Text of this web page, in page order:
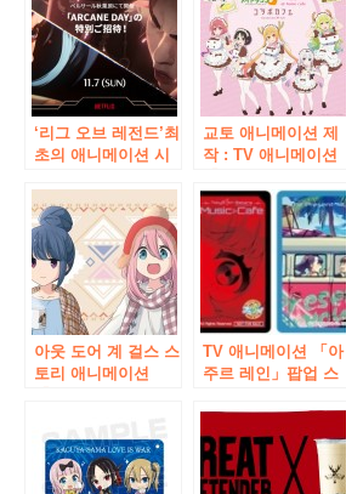
‘리그 오브 레전드’최
초의 애니메이션 시
11 월 7 일에 베루사
루 아키하바라에서
「ARCANE DAY (아
케인 파이 데이) ‘를
개최
교토 애니메이션 제
작 : TV 애니메이션
메이 드래곤 S
“×”あとほぉむ 카페
“협력 카페가 2021
년 9 월 1 일 ~ 개최!
아웃 도어 계 걸스 스
토리 애니메이션
라에 오픈! “이른바
스캔 △ 캐릭터 팝업
스토어 ‘1 월 25 일
TV 애니메이션 「아
주르 레인」팝업 스
게이머즈 본점과 마
치다 점에서 12 월 7
일 (토)부터 개최 결
정! 선행 상품 판매와